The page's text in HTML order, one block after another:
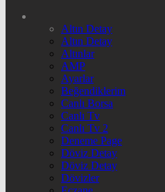
Altın Detay
Altın Detay
Altınlar
AMP
Ayarlar
Beğendiklerim
Canlı Borsa
Canlı Tv
Canlı Tv 2
Deneme Page
Döviz Detay
Döviz Detay
Dövizler